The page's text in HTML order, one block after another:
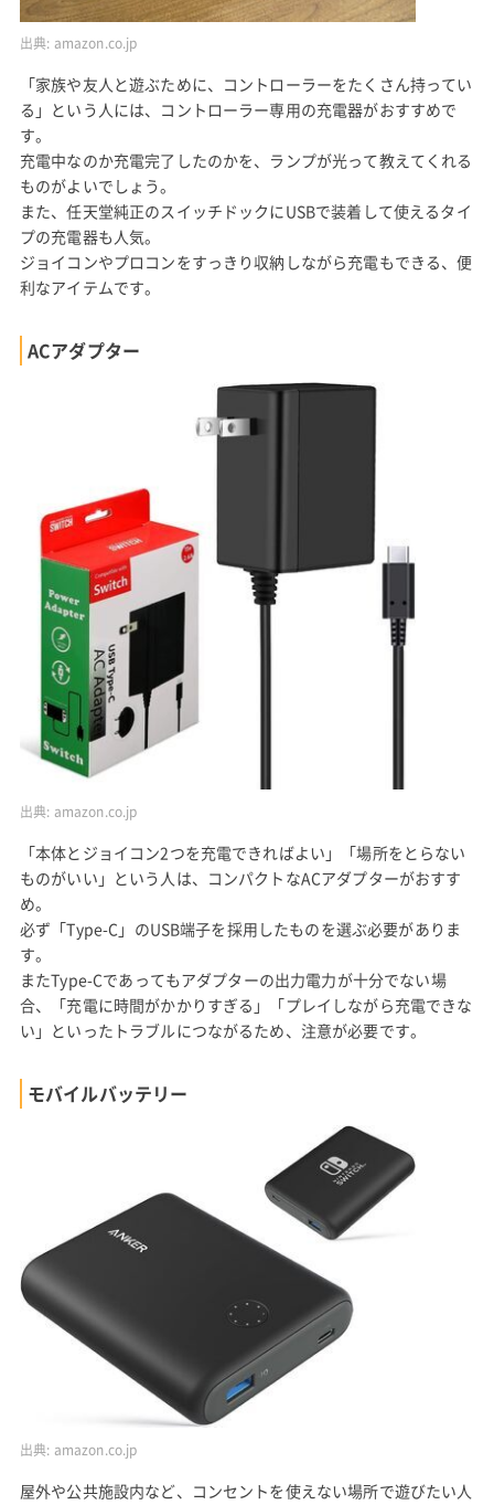
出典: amazon.co.jp
「家族や友人と遊ぶために、コントローラーをたくさん持ってい
る」という人には、コントローラー専用の充電器がおすすめで
す。
充電中なのか充電完了したのかを、ランプが光って教えてくれる
ものがよいでしょう。
また、任天堂純正のスイッチドックにUSBで装着して使えるタイ
プの充電器も人気。
ジョイコンやプロコンをすっきり収納しながら充電もできる、便
利なアイテムです。
ACアダプター
出典: amazon.co.jp
「本体とジョイコン2つを充電できればよい」「場所をとらない
ものがいい」という人は、コンパクトなACアダプターがおすす
め。
必ず「Type-C」のUSB端子を採用したものを選ぶ必要がありま
す。
またType-Cであってもアダプターの出力電力が十分でない場
合、「充電に時間がかかりすぎる」「プレイしながら充電できな
い」といったトラブルにつながるため、注意が必要です。
モバイルバッテリー
出典: amazon.co.jp
屋外や公共施設内など、コンセントを使えない場所で遊びたい人